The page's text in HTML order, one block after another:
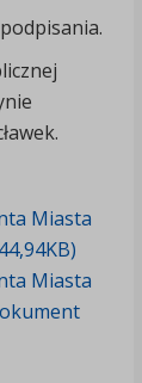
Miasta
Miasta